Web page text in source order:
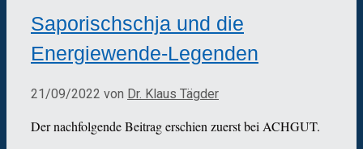
Saporischschja und die
Energiewende-Legenden
21/09/2022 von Dr. Klaus Tägder
Der nachfolgende Beitrag erschien zuerst bei ACHGUT.